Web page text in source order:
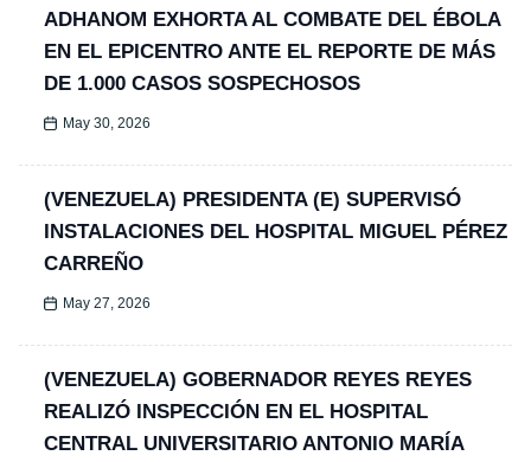
ADHANOM EXHORTA AL COMBATE DEL ÉBOLA
EN EL EPICENTRO ANTE EL REPORTE DE MÁS
DE 1.000 CASOS SOSPECHOSOS
May 30, 2026
(VENEZUELA) PRESIDENTA (E) SUPERVISÓ
INSTALACIONES DEL HOSPITAL MIGUEL PÉREZ
CARREÑO
May 27, 2026
(VENEZUELA) GOBERNADOR REYES REYES
REALIZÓ INSPECCIÓN EN EL HOSPITAL
CENTRAL UNIVERSITARIO ANTONIO MARÍA